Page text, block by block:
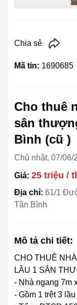
Chia sẻ
Mã tin: 1690685
Cho thuê
sân
Bình (cũ )
Chủ nhật, 07/06/
Giá: 25 triệu /
Địa chỉ: 61/1
Tân Bình
Mô tả chi tiết:
CHO THUÊ
LẦU 1 SÂN
- Nhà ngang 7m
- Gồm 1 trệt 3